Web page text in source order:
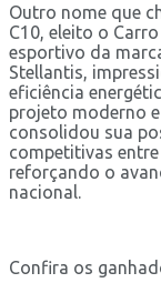
Outro nome que
C10, eleito o
esportivo da
Stellantis,
eficiência
projeto moderno
consolidou sua
competitivas
reforçando o
nacional.
Confira os